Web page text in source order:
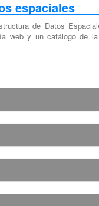
espaciales
de Datos
web y un catálogo de